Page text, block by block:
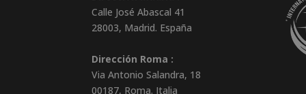
Calle José Abascal 41
28003, Madrid. España
Dirección Roma :
Via Antonio Salandra, 18
00187, Roma. Italia